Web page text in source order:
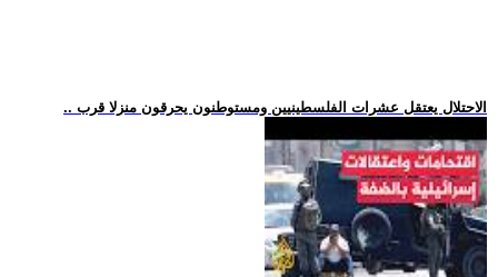
.. الاحتلال يعتقل عشرات الفلسطينيين ومستوطنون يحرقون منزلا قرب